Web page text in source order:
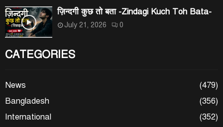
ज़िन्दगी कुछ तो बता -Zindagi Kuch Toh Bata-
July 21, 2026 0
CATEGORIES
News
(479)
Bangladesh
(356)
International
(352)